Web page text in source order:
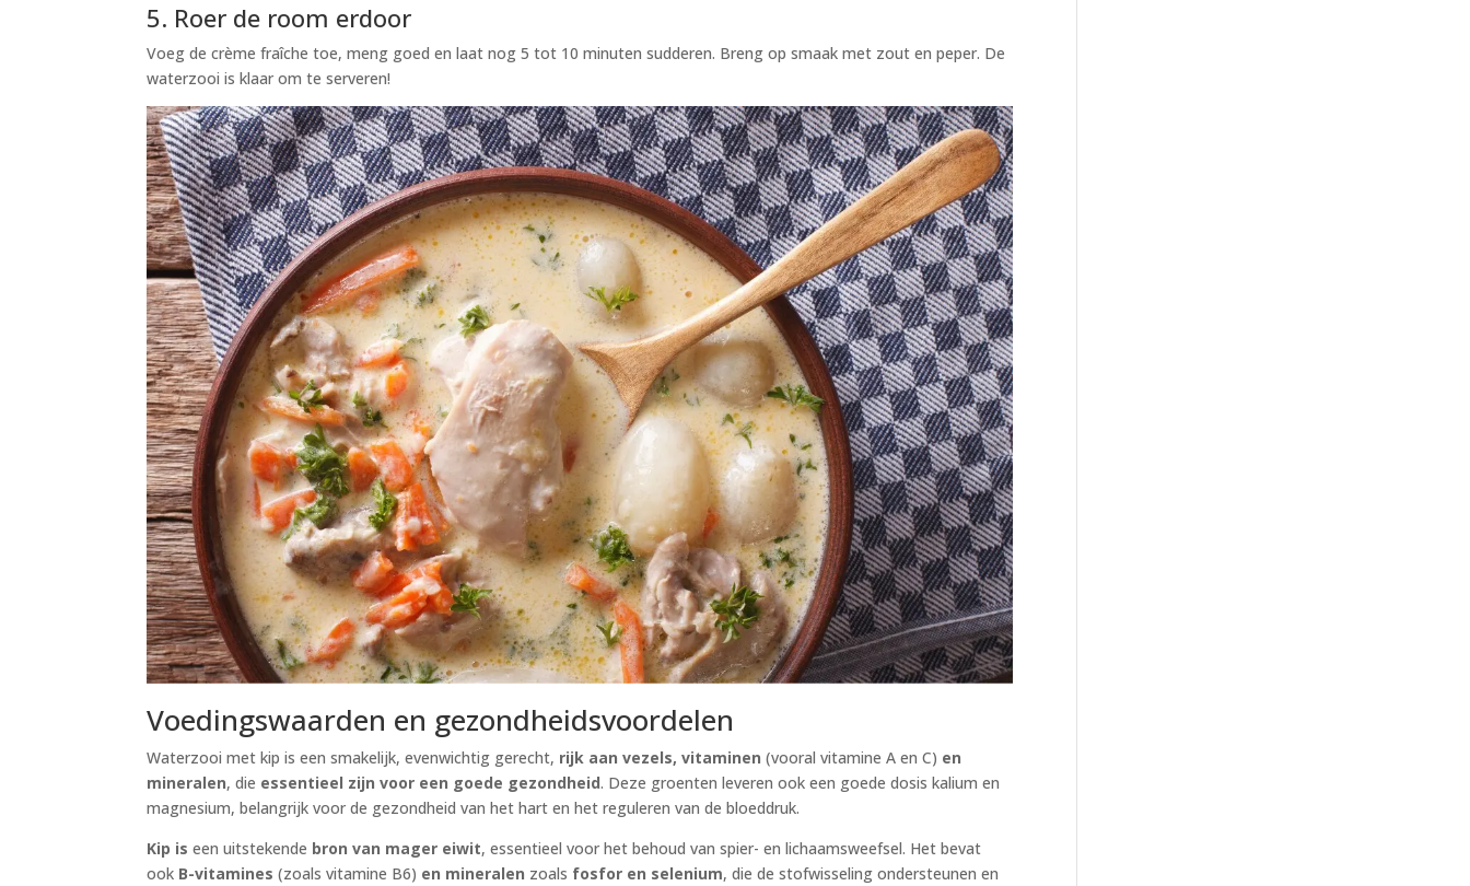
5. Roer de room erdoor
Voeg de crème fraîche toe, meng goed en laat nog 5 tot 10 minuten sudderen. Breng op smaak met zout en peper. De
waterzooi is klaar om te serveren!
Voedingswaarden en gezondheidsvoordelen
Waterzooi met kip is een smakelijk, evenwichtig gerecht, rijk aan vezels, vitaminen (vooral vitamine A en C) en
mineralen, die essentieel zijn voor een goede gezondheid. Deze groenten leveren ook een goede dosis kalium en
magnesium, belangrijk voor de gezondheid van het hart en het reguleren van de bloeddruk.
Kip is een uitstekende bron van mager eiwit, essentieel voor het behoud van spier- en lichaamsweefsel. Het bevat
ook B-vitamines (zoals vitamine B6) en mineralen zoals fosfor en selenium, die de stofwisseling ondersteunen en